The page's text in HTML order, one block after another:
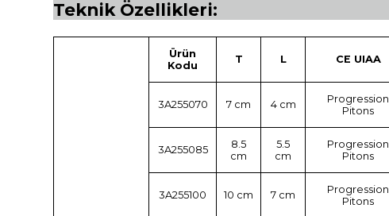
Teknik Özellikleri:
Ürün
Kodu
T L CE UIAA
3A255070 7 cm 4 cm
Progression
Pitons
3A255085
8.5
cm
5.5
cm
Progression
Pitons
3A255100 10 cm 7 cm
Progression
Pitons